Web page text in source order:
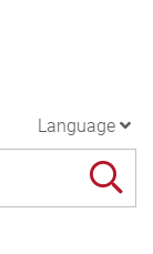
Language